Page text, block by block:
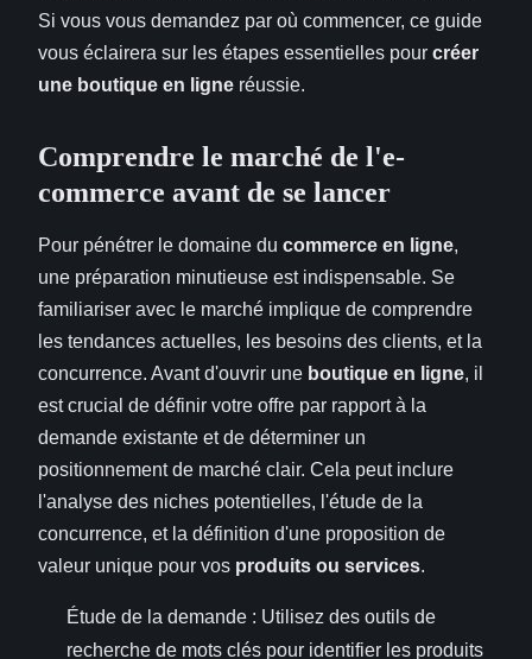
Si vous vous demandez par où commencer, ce guide
vous éclairera sur les étapes essentielles pour créer
une boutique en ligne réussie.
Comprendre le marché de l'e-
commerce avant de se lancer
Pour pénétrer le domaine du commerce en ligne,
une préparation minutieuse est indispensable. Se
familiariser avec le marché implique de comprendre
les tendances actuelles, les besoins des clients, et la
concurrence. Avant d'ouvrir une boutique en ligne, il
est crucial de définir votre offre par rapport à la
demande existante et de déterminer un
positionnement de marché clair. Cela peut inclure
l'analyse des niches potentielles, l'étude de la
concurrence, et la définition d'une proposition de
valeur unique pour vos produits ou services.
Étude de la demande : Utilisez des outils de
recherche de mots clés pour identifier les produits